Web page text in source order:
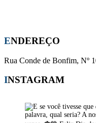
ENDEREÇO
Rua Conde de Bonfim, Nº
INSTAGRAM